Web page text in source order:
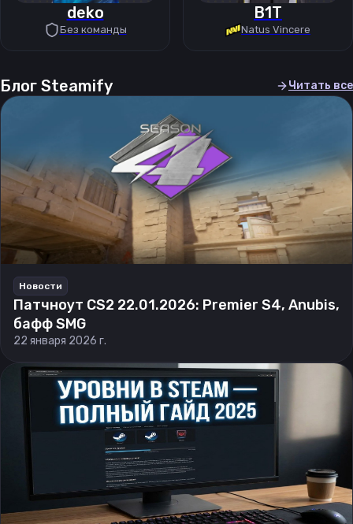
deko
Без команды
B1T
Natus Vincere
Блог Steamify Читать все
Новости
Патчноут CS2 22.01.2026: Premier S4, Anubis,
бафф SMG
22 января 2026 г.